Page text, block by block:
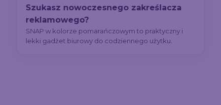
Szukasz nowoczesnego zakreślacza
reklamowego?
SNAP w kolorze pomarańczowym to praktyczny i
lekki gadżet biurowy do codziennego użytku.